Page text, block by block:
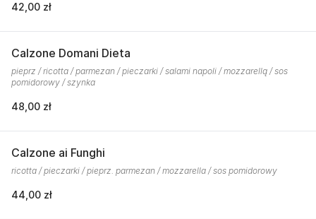
42,00 zł
Calzone Domani Dieta
pieprz / ricotta / parmezan / pieczarki / salami napoli / mozzarellą / sos
pomidorowy / szynka
48,00 zł
Calzone ai Funghi
ricotta / pieczarki / pieprz. parmezan / mozzarella / sos pomidorowy
44,00 zł